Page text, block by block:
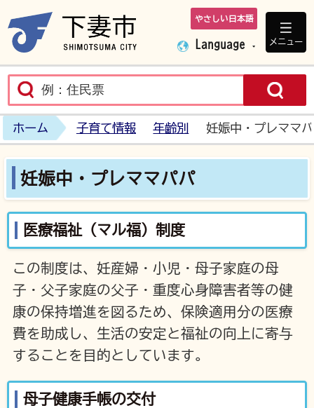
下妻市ホームペ
やさしい日本語
Language メニュー
ホーム 子育て情報 年齢別 妊娠中・プレママ
妊娠中・プレママパパ
医療福祉（マル福）制度
この制度は、妊産婦・小児・母子家庭の母
子・父子家庭の父子・重度心身障害者等の健
康の保持増進を図るため、保険適用分の医療
費を助成し、生活の安定と福祉の向上に寄与
することを目的としています。
母子健康手帳の交付